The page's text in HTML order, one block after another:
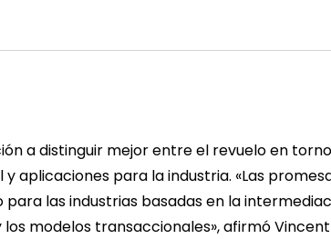
a distinguir mejor entre el revuelo en
aplicaciones para la industria. «Las
las industrias basadas en la
modelos transaccionales», afirmó